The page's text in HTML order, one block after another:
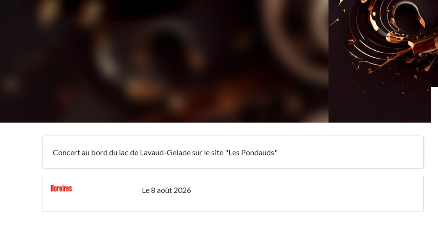
Concert au bord du lac de Lavaud-Gelade sur le site "Les Pondauds"
Horaires Le8 août 2026